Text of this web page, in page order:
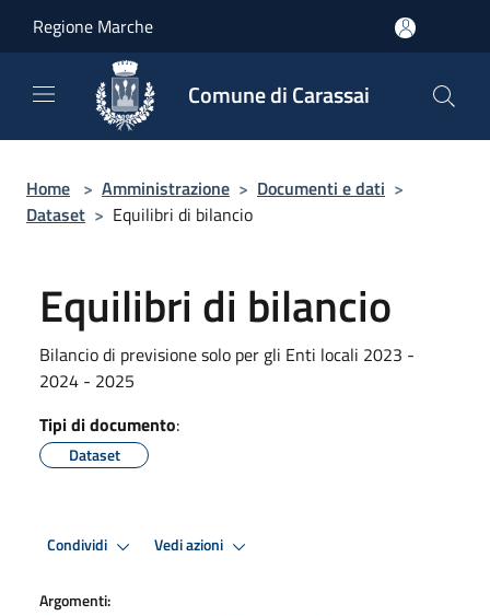
Regione Marche
Comune di Carassai
Home > Amministrazione > Documenti e dati >
Dataset > Equilibri di bilancio
Equilibri di bilancio
Bilancio di previsione solo per gli Enti locali 2023 -
2024 - 2025
Tipi di documento:
Dataset
Condividi Vedi azioni
Argomenti: